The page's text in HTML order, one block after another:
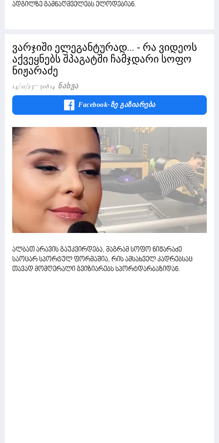
ადგილზე გამნაღმველებს ელოდებიან.
ვარჯიში ელეგანტურად... - რა ვიდეოს
აქვეყნებს შპაგატში ჩამჯდარი სოფო
ნიჟარაძე
14/11/23 30814 Ნახვა
Facebook-Ზე Გაზიარება
ალბათ არავის გაუკვირდება, მაგრამ სოფო ნიჟარაძე
საოცარ სპორტულ ფორმაშია, რის ამსახველ კადრებსაც
თავად მომღერალი გვიზიარებს სპორტდარბაზიდან.